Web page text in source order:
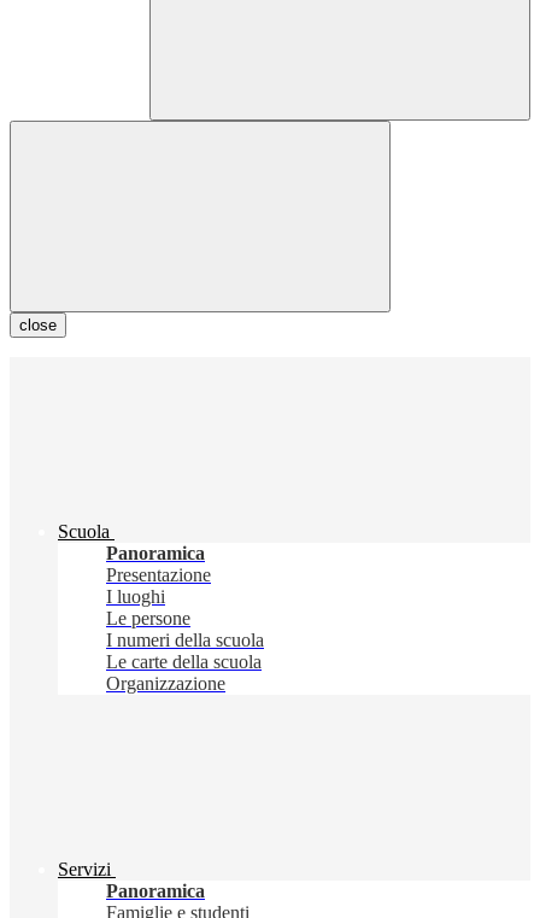
close
Scuola
Panoramica
Presentazione
I luoghi
Le persone
I numeri della scuola
Le carte della scuola
Organizzazione
Servizi
Panoramica
Famiglie e studenti